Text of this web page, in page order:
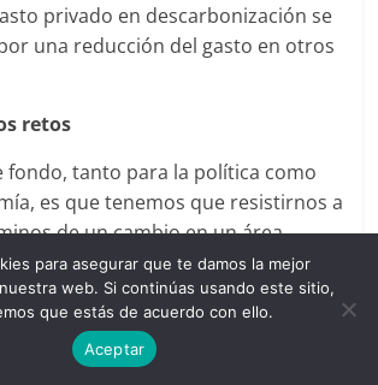
privado en descarbonización se
una reducción del gasto en otros
retos
fondo, tanto para la política como
es que tenemos que resistirnos a
de un cambio en un área
lo demás permanece igual. El
puede ser una herramienta
es fundamentalmente inaplicable
históricos en los que un cambio crea
para asegurar que te damos la mejor
web. Si continúas usando este sitio,
que estás de acuerdo con ello.
Aceptar